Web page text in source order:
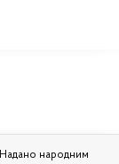
Надано народним